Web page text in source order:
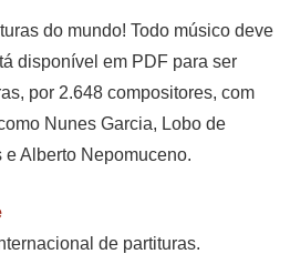
do mundo! Todo músico deve
disponível em PDF para ser
por 2.648 compositores, com
Nunes Garcia, Lobo de
e Alberto Nepomuceno.
de partituras.